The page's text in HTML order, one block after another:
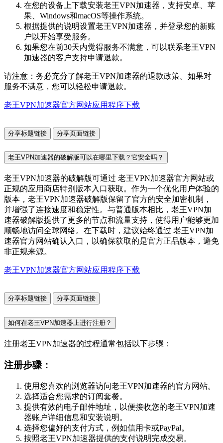
在您的设备上下载安装老王VPN加速器，支持安卓、苹
果、Windows和macOS等操作系统。
根据提供的说明设置老王VPN加速器，并登录您的新账
户以开始享受服务。
如果您在前30天内觉得服务不满意，可以联系老王VPN
加速器的客户支持申请退款。
请注意：务必充分了解老王VPN加速器的退款政策。如果对
服务不满意，您可以轻松申请退款。
老王VPN加速器官方网站应用程序下载
分享标题链接 分享页面链接
老王VPN加速器的破解版可以在哪里下载？它安全吗？
老王VPN加速器的破解版可通过 老王VPN加速器官方网站或
正规的应用商店特别版本入口获取。作为一个优化用户体验的
版本，老王VPN加速器破解版保留了官方的安全加密机制，
并增强了连接速度和稳定性。与普通版本相比，老王VPN加
速器破解版提供了更多的节点和流量支持，使得用户能够更加
顺畅地访问全球网络。在下载时，建议始终通过 老王VPN加
速器官方网站确认入口，以确保获取的是官方正品版本，避免
非正规来源。
老王VPN加速器官方网站应用程序下载
分享标题链接 分享页面链接
如何在老王VPN加速器上进行注册？
注册老王VPN加速器的过程通常包括以下步骤：
注册步骤：
使用您喜欢的浏览器访问老王VPN加速器的官方网站。
选择适合您需求的订阅套餐。
提供有效的电子邮件地址，以便接收您的老王VPN加速
器账户详细信息和安装说明。
选择您偏好的支付方式，例如信用卡或PayPal。
按照老王VPN加速器提供的支付说明完成交易。